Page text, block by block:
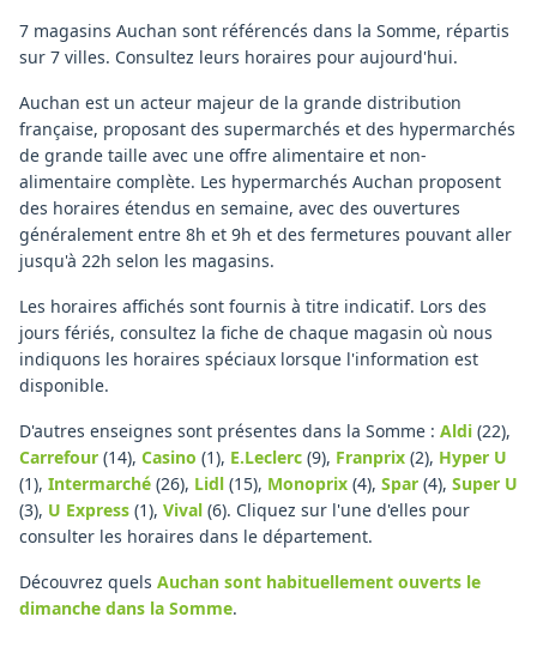
7 magasins Auchan sont référencés dans la Somme, répartis
sur 7 villes. Consultez leurs horaires pour aujourd'hui.
Auchan est un acteur majeur de la grande distribution
française, proposant des supermarchés et des hypermarchés
de grande taille avec une offre alimentaire et non-
alimentaire complète. Les hypermarchés Auchan proposent
des horaires étendus en semaine, avec des ouvertures
généralement entre 8h et 9h et des fermetures pouvant aller
jusqu'à 22h selon les magasins.
Les horaires affichés sont fournis à titre indicatif. Lors des
jours fériés, consultez la fiche de chaque magasin où nous
indiquons les horaires spéciaux lorsque l'information est
disponible.
D'autres enseignes sont présentes dans la Somme : Aldi (22),
Carrefour (14), Casino (1), E.Leclerc (9), Franprix (2), Hyper U
(1), Intermarché (26), Lidl (15), Monoprix (4), Spar (4), Super U
(3), U Express (1), Vival (6). Cliquez sur l'une d'elles pour
consulter les horaires dans le département.
Découvrez quels Auchan sont habituellement ouverts le
dimanche dans la Somme.